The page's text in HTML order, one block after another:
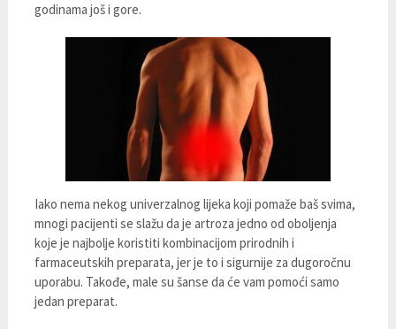
godinama još i gore.
Iako nema nekog univerzalnog lijeka koji pomaže baš svima,
mnogi pacijenti se slažu da je artroza jedno od oboljenja
koje je najbolje koristiti kombinacijom prirodnih i
farmaceutskih preparata, jer je to i sigurnije za dugoročnu
uporabu. Takođe, male su šanse da će vam pomoći samo
jedan preparat.